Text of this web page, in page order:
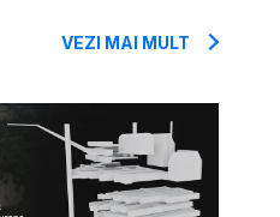
VEZI MAI MULT